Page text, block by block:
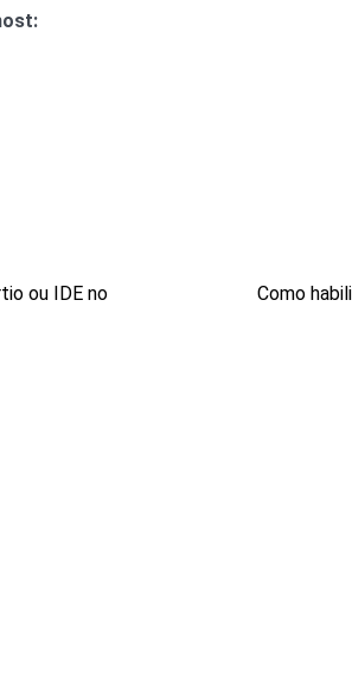
ou IDE no
Próximo
Como